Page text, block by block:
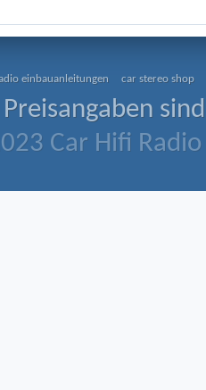
einbauanleitungen car stereo shop
Car Hifi